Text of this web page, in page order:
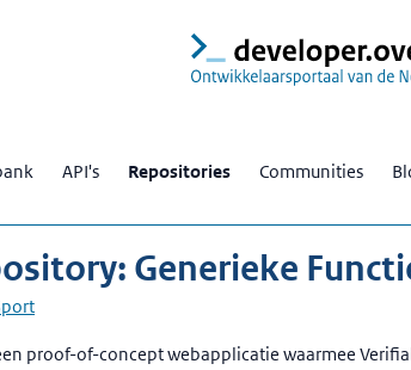
API's Repositories Communities
Generieke
proof-of-concept webapplicatie waarmee